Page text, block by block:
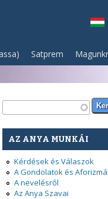
Satprem
Keresés űrlap
Keresés
AZ ANYA MUNKÁI
Kérdések és Válaszok
A Gondolatok és
A nevelésről
Az Anya Szavai